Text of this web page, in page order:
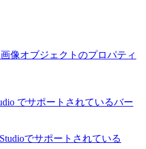
像オブジェクトのプロパティ
でサポートされているバー
でサポートされている